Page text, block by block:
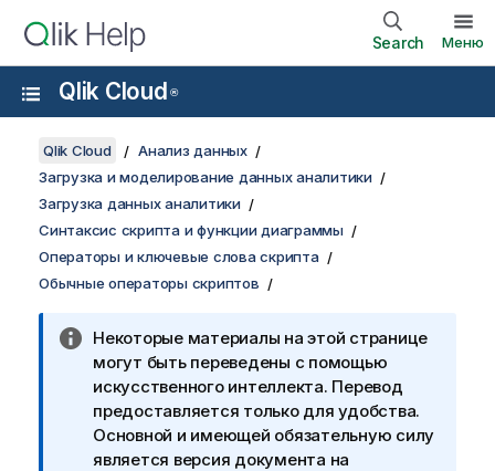
Search Меню
Qlik Cloud ®
Qlik Cloud
Анализ данных
Загрузка и моделирование данных аналитики
Загрузка данных аналитики
Синтаксис скрипта и функции диаграммы
Операторы и ключевые слова скрипта
Обычные операторы скриптов
Некоторые материалы на этой странице
могут быть переведены с помощью
искусственного интеллекта. Перевод
предоставляется только для удобства.
Основной и имеющей обязательную силу
является версия документа на